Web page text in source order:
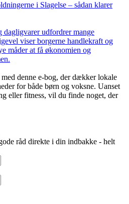
i Slagelse – sådan klarer
dagligvarer udfordrer mange
viser borgerne handlekraft og
måder at få økonomien og
denne e-bog, der dækker lokale
for både børn og voksne. Uanset
eller fitness, vil du finde noget, der
råd direkte i din indbakke - helt